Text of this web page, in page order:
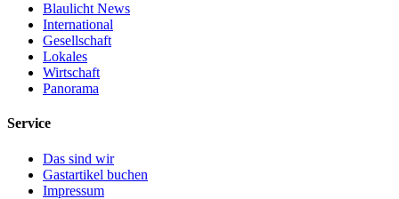
Blaulicht News
International
Gesellschaft
Lokales
Wirtschaft
Panorama
Service
Das sind wir
Gastartikel buchen
Impressum